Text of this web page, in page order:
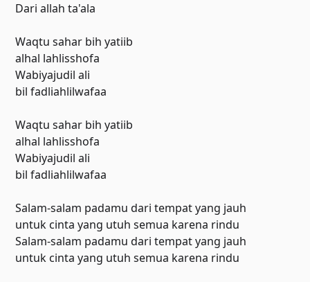
Dari allah ta'ala
Waqtu sahar bih yatiib
alhal lahlisshofa
Wabiyajudil ali
bil fadliahlilwafaa
Waqtu sahar bih yatiib
alhal lahlisshofa
Wabiyajudil ali
bil fadliahlilwafaa
Salam-salam padamu dari tempat yang jauh
untuk cinta yang utuh semua karena rindu
Salam-salam padamu dari tempat yang jauh
untuk cinta yang utuh semua karena rindu